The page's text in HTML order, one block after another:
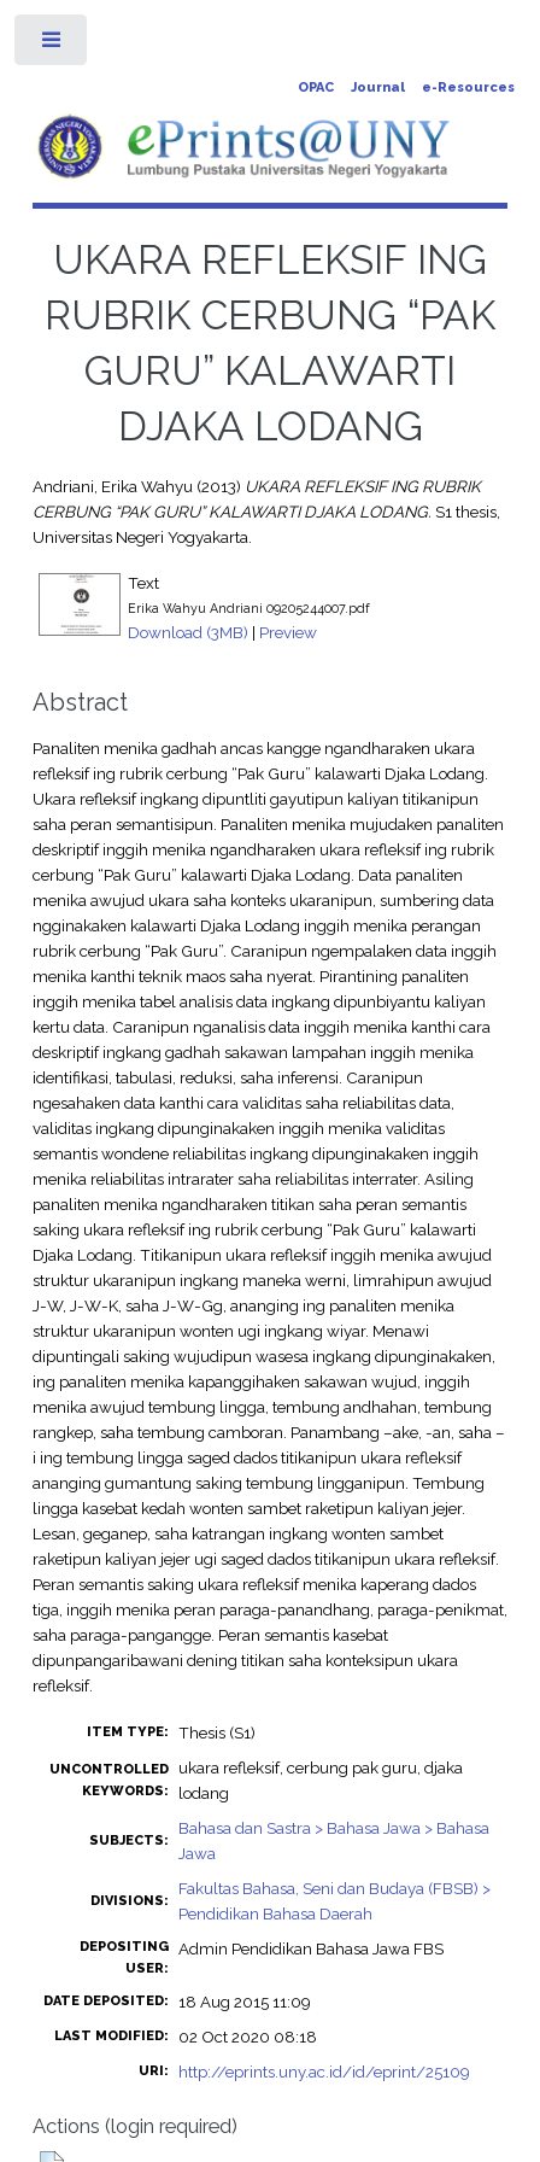
OPAC Journal e-Resources
UKARA REFLEKSIF ING
RUBRIK CERBUNG “PAK
GURU” KALAWARTI
DJAKA LODANG
Andriani, Erika Wahyu(2013) UKARA REFLEKSIF ING RUBRIK
CERBUNG “PAK GURU” KALAWARTI DJAKA LODANG. S1 thesis,
Universitas Negeri Yogyakarta.
Text
Erika Wahyu Andriani 09205244007.pdf
Download (3MB) | Preview
Abstract
Panaliten menika gadhah ancas kangge ngandharaken ukara
refleksif ing rubrik cerbung “Pak Guru” kalawarti Djaka Lodang.
Ukara refleksif ingkang dipuntliti gayutipun kaliyan titikanipun
saha peran semantisipun. Panaliten menika mujudaken panaliten
deskriptif inggih menika ngandharaken ukara refleksif ing rubrik
cerbung “Pak Guru” kalawarti Djaka Lodang. Data panaliten
menika awujud ukara saha konteks ukaranipun, sumbering data
ngginakaken kalawarti Djaka Lodang inggih menika perangan
rubrik cerbung “Pak Guru”. Caranipun ngempalaken data inggih
menika kanthi teknik maos saha nyerat. Pirantining panaliten
inggih menika tabel analisis data ingkang dipunbiyantu kaliyan
kertu data. Caranipun nganalisis data inggih menika kanthi cara
deskriptif ingkang gadhah sakawan lampahan inggih menika
identifikasi, tabulasi, reduksi, saha inferensi. Caranipun
ngesahaken data kanthi cara validitas saha reliabilitas data,
validitas ingkang dipunginakaken inggih menika validitas
semantis wondene reliabilitas ingkang dipunginakaken inggih
menika reliabilitas intrarater saha reliabilitas interrater. Asiling
panaliten menika ngandharaken titikan saha peran semantis
saking ukara refleksif ing rubrik cerbung “Pak Guru” kalawarti
Djaka Lodang. Titikanipun ukara refleksif inggih menika awujud
struktur ukaranipun ingkang maneka werni, limrahipun awujud
J-W, J-W-K, saha J-W-Gg, ananging ing panaliten menika
struktur ukaranipun wonten ugi ingkang wiyar. Menawi
dipuntingali saking wujudipun wasesa ingkang dipunginakaken,
ing panaliten menika kapanggihaken sakawan wujud, inggih
menika awujud tembung lingga, tembung andhahan, tembung
rangkep, saha tembung camboran. Panambang –ake, -an, saha –
i ing tembung lingga saged dados titikanipun ukara refleksif
ananging gumantung saking tembung lingganipun. Tembung
lingga kasebat kedah wonten sambet raketipun kaliyan jejer.
Lesan, geganep, saha katrangan ingkang wonten sambet
raketipun kaliyan jejer ugi saged dados titikanipun ukara refleksif.
Peran semantis saking ukara refleksif menika kaperang dados
tiga, inggih menika peran paraga-panandhang, paraga-penikmat,
saha paraga-pangangge. Peran semantis kasebat
dipunpangaribawani dening titikan saha konteksipun ukara
refleksif.
ITEM TYPE: Thesis (S1)
UNCONTROLLED
KEYWORDS:
ukara refleksif, cerbung pak guru, djaka
lodang
SUBJECTS:
Bahasa dan Sastra > Bahasa Jawa > Bahasa
Jawa
DIVISIONS:
Fakultas Bahasa, Seni dan Budaya (FBSB) >
Pendidikan Bahasa Daerah
DEPOSITING
USER:
Admin Pendidikan Bahasa Jawa FBS
DATE DEPOSITED: 18 Aug 2015 11:09
LAST MODIFIED: 02 Oct 2020 08:18
URI: http://eprints.uny.ac.id/id/eprint/25109
Actions (login required)